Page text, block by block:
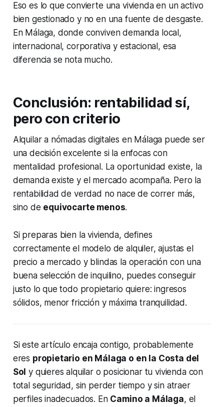
Eso es lo que convierte una vivienda en un activo
bien gestionado y no en una fuente de desgaste.
En Málaga, donde conviven demanda local,
internacional, corporativa y estacional, esa
diferencia se nota mucho.
Conclusión: rentabilidad sí,
pero con criterio
Alquilar a nómadas digitales en Málaga puede ser
una decisión excelente si la enfocas con
mentalidad profesional. La oportunidad existe, la
demanda existe y el mercado acompaña. Pero la
rentabilidad de verdad no nace de correr más,
sino de equivocarte menos.
Si preparas bien la vivienda, defines
correctamente el modelo de alquiler, ajustas el
precio a mercado y blindas la operación con una
buena selección de inquilino, puedes conseguir
justo lo que todo propietario quiere: ingresos
sólidos, menor fricción y máxima tranquilidad.
Si este artículo encaja contigo, probablemente
eres propietario en Málaga o en la Costa del
Sol y quieres alquilar o posicionar tu vivienda con
total seguridad, sin perder tiempo y sin atraer
perfiles inadecuados. En Camino a Málaga, el